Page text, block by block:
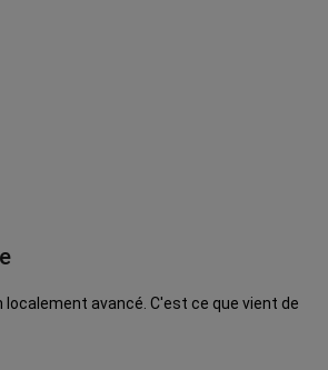
avancé. C'est ce que vient de